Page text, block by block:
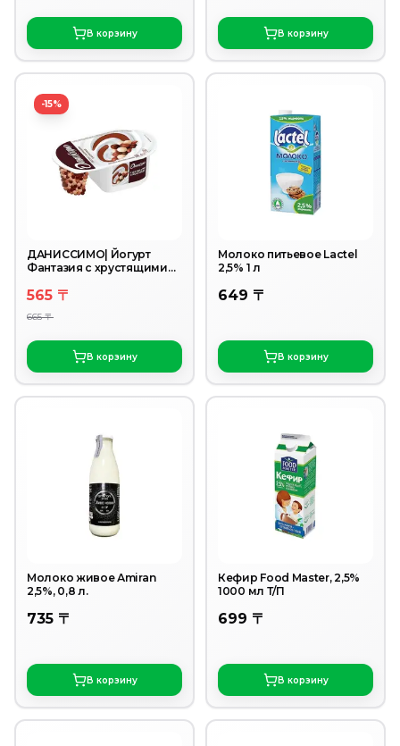
В корзину В корзину
-15%
ДАНИССИМО| Йогурт
Фантазия с хрустящими
6,9% 105г
565 〒
665 〒
В корзину
Молоко питьевое Lactel
2,5% 1 л
649 〒
В корзину
Молоко живое Аmiran
2,5%, 0,8 л.
735 〒
В корзину
Кефир Food Master, 2,5%
1000 мл Т/П
699 〒
В корзину